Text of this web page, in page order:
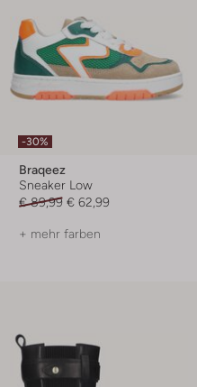
-30%
Braqeez
Sneaker Low
€ 89,99 € 62,99
+ mehr farben